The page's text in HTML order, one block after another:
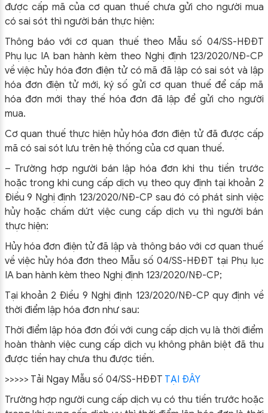
được cấp mã của cơ quan thuế chưa gửi cho người mua
có sai sót thì người bán thực hiện:
Thông báo với cơ quan thuế theo Mẫu số 04/SS-HĐĐT
Phụ lục IA ban hành kèm theo Nghị định 123/2020/NĐ-CP
về việc hủy hóa đơn điện tử có mã đã lập có sai sót và lập
hóa đơn điện tử mới, ký số gửi cơ quan thuế để cấp mã
hóa đơn mới thay thế hóa đơn đã lập để gửi cho người
mua.
Cơ quan thuế thực hiện hủy hóa đơn điện tử đã được cấp
mã có sai sót lưu trên hệ thống của cơ quan thuế.
– Trường hợp người bán lập hóa đơn khi thu tiền trước
hoặc trong khi cung cấp dịch vụ theo quy định tại khoản 2
Điều 9 Nghị định 123/2020/NĐ-CP sau đó có phát sinh việc
hủy hoặc chấm dứt việc cung cấp dịch vụ thì người bán
thực hiện:
Hủy hóa đơn điện tử đã lập và thông báo với cơ quan thuế
về việc hủy hóa đơn theo Mẫu số 04/SS-HĐĐT tại Phụ lục
IA ban hành kèm theo Nghị định 123/2020/NĐ-CP;
Tại khoản 2 Điều 9 Nghị định 123/2020/NĐ-CP quy định về
thời điểm lập hóa đơn như sau:
Thời điểm lập hóa đơn đối với cung cấp dịch vụ là thời điểm
hoàn thành việc cung cấp dịch vụ không phân biệt đã thu
được tiền hay chưa thu được tiền.
>>>>> Tải Ngay Mẫu số 04/SS-HĐĐT TẠI ĐÂY
Trường hợp người cung cấp dịch vụ có thu tiền trước hoặc